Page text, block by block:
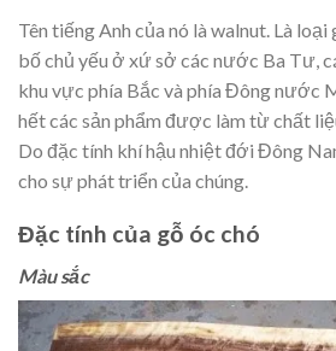
Tên tiếng Anh của nó là walnut. Là loại
bố chủ yếu ở xứ sở các nước Ba Tư,
khu vực phía Bắc và phía Đông nước
hết các sản phẩm được làm từ chất
Do đặc tính khí hậu nhiệt đới Đông
cho sự phát triển của chúng.
Đặc tính của gỗ óc chó
Màu sắc